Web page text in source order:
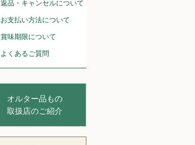
返品・キャンセルについて
お支払い方法について
賞味期限について
よくあるご質問
オルター品もの
取扱店のご紹介